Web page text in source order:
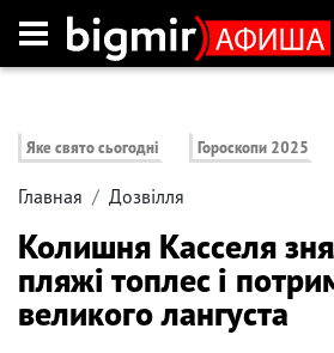
Яке свято сьогодні Гороскопи 2025
Главная Дозвілля
Колишня Касселя
пляжі топлес і
великого лангуста